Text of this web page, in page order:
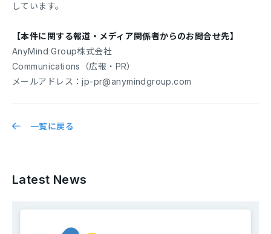
しています。
【本件に関する報道・メディア関係者からのお問合せ先】
AnyMind Group株式会社
Communications（広報・PR）
メールアドレス：jp-pr@anymindgroup.com
一覧に戻る
Latest News